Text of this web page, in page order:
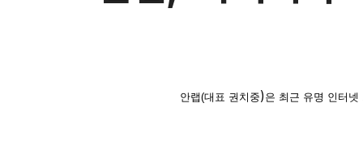
안랩(대표 권치중) 은 최근 유명 인터넷